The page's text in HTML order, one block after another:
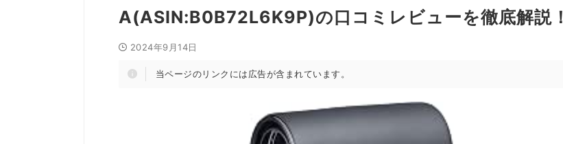
A(ASIN:B0B72L6K9P)の口コミレビューを徹底解説！
2024年9月14日
当ページのリンクには広告が含まれています。